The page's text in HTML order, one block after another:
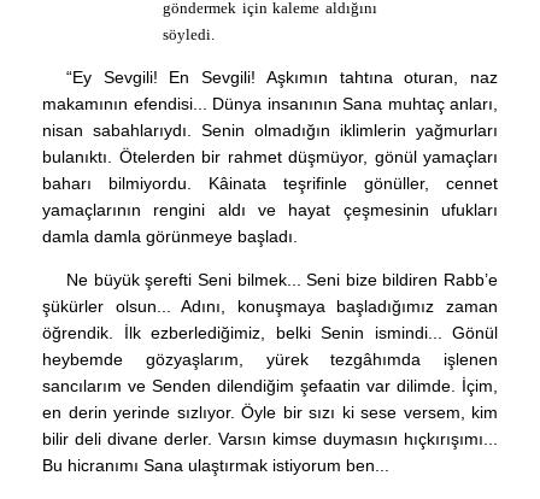
göndermek için kaleme aldığını
söyledi.
“Ey Sevgili! En Sevgili! Aşkımın tahtına oturan, naz
makamının efendisi... Dünya insanının Sana muhtaç anları,
nisan sabahlarıydı. Senin olmadığın iklimlerin yağmurları
bulanıktı. Ötelerden bir rahmet düşmüyor, gönül yamaçları
baharı bilmiyordu. Kâinata teşrifinle gönüller, cennet
yamaçlarının rengini aldı ve hayat çeşmesinin ufukları
damla damla görünmeye başladı.
Ne büyük şerefti Seni bilmek... Seni bize bildiren Rabb’e
şükürler olsun... Adını, konuşmaya başladığımız zaman
öğrendik. İlk ezberlediğimiz, belki Senin ismindi... Gönül
heybemde gözyaşlarım, yürek tezgâhımda işlenen
sancılarım ve Senden dilendiğim şefaatin var dilimde. İçim,
en derin yerinde sızlıyor. Öyle bir sızı ki sese versem, kim
bilir deli divane derler. Varsın kimse duymasın hıçkırışımı...
Bu hicranımı Sana ulaştırmak istiyorum ben...